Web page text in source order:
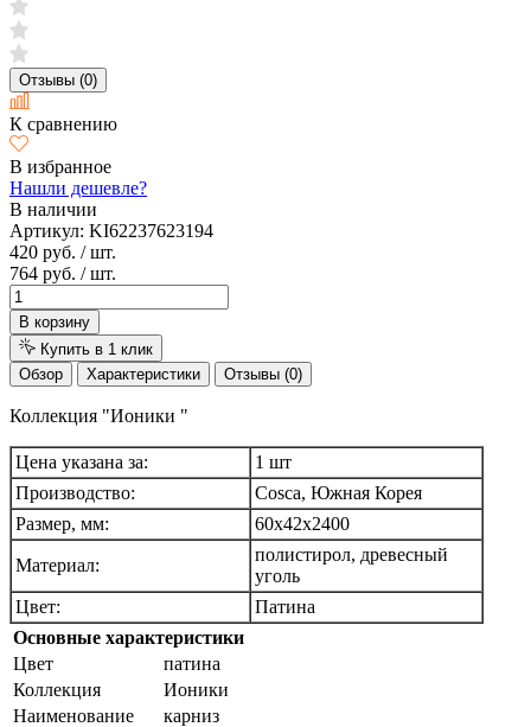
Отзывы (0)
К сравнению
В избранное
Нашли дешевле?
В наличии
Артикул: KI62237623194
420 руб. / шт.
764 руб. / шт.
В корзину
Купить в 1 клик
Обзор
Характеристики Отзывы (0)
Коллекция "Ионики "
Цена указана за:
1 шт
Производство:
Cosca, Южная Корея
Размер, мм:
60х42х2400
Материал:
полистирол, древесный
уголь
Цвет:
Патина
Основные характеристики
Цвет
патина
Коллекция
Ионики
Наименование
карниз